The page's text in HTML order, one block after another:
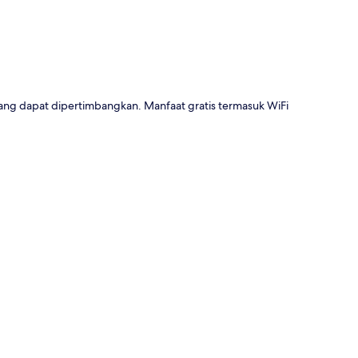
dapat dipertimbangkan. Manfaat gratis termasuk WiFi